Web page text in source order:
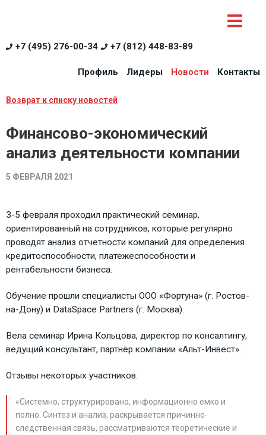
+7 (495) 276-00-34 +7 (812) 448-83-89
Профиль Лидеры Новости Контакты
Возврат к списку новостей
Финансово-экономический
анализ деятельности компании
5 ФЕВРАЛЯ 2021
3-5 февраля проходил практический семинар,
ориентированный на сотрудников, которые регулярно
проводят анализ отчетности компаний для определения
кредитоспособности, платежеспособности и
рентабельности бизнеса.
Обучение прошли специалисты ООО «Фортуна» (г. Ростов-
на-Дону) и DataSpace Partners (г. Москва).
Вела семинар Ирина Кольцова, директор по консалтингу,
ведущий консультант, партнёр компании «Альт-Инвест».
Отзывы некоторых участников:
«Системно, структурировано, информационно емко и
полно. Синтез и анализ, раскрывается причинно-
следственная связь, рассматриваются теоретические и